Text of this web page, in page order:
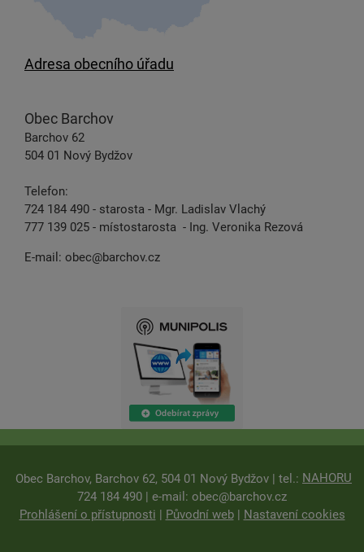
Adresa obecního úřadu
Obec Barchov
Barchov 62
504 01 Nový Bydžov
Telefon:
724 184 490 - starosta - Mgr. Ladislav Vlachý
777 139 025 - místostarosta - Ing. Veronika Rezová
E-mail: obec@barchov.cz
NAHORU
Obec Barchov, Barchov 62, 504 01 Nový Bydžov | tel.:
724 184 490 | e-mail: obec@barchov.cz
Prohlášení o přístupnosti | Původní web| Nastavení cookies